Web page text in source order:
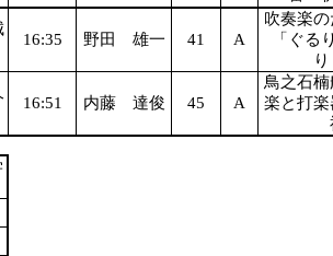
16:35 野田 雄一 41 A
吹奏楽
「ぐる
16:51 内藤 達俊 45 A
鳥之石
楽と打